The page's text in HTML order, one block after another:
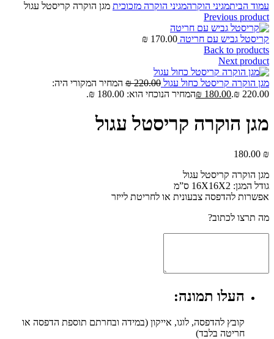
עמוד הביתמגיני הוקרהמגיני הוקרה מזכוכית מגן הוקרה קריסטל עגול
Previous product
קריסטל גביש עם חריטה 170.00
₪
Back to products
Next product
מגן הוקרה קריסטל כחול עגול 220.00
₪ המחיר המקורי היה:
220.00 ₪.
180.00
₪המחיר הנוכחי הוא: 180.00 ₪.
מגן הוקרה קריסטל עגול
180.00 ₪
מגן הוקרה קריסטל עגול
גודל המגן: 16X16X2 ס”מ
אפשרות להדפסה צבעונית או לחריטת לייזר
מה תרצו לכתוב?
העלו תמונה:
קובץ להדפסה, לוגו, אייקון (במידה ובחרתם תוספת הדפסה או
חריטה בלבד)